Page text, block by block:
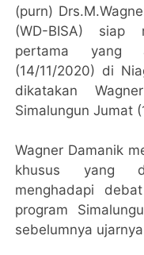
(purn)
(WD-BISA) siap
pertama yang
(14/11/2020) di
dikatakan
Simalungun Jumat
Wagner Damanik
khusus yang
menghadapi
program
sebelumnya